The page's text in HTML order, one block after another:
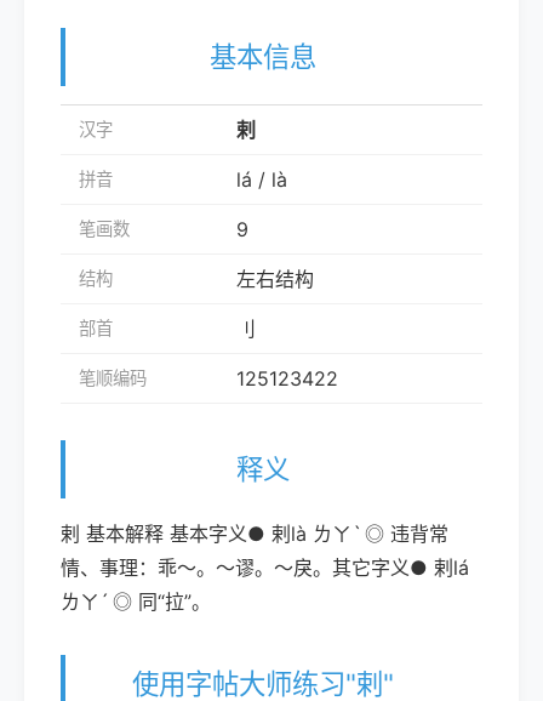
基本信息
汉字 剌
拼音 lá / là
笔画数 9
结构 左右结构
部首 刂
笔顺编码 125123422
释义
剌 基本解释 基本字义● 剌là ㄌㄚˋ ◎ 违背常
情、事理：乖～。～谬。～戾。其它字义● 剌lá
ㄌㄚˊ ◎ 同“拉”。
使用字帖大师练习"剌"